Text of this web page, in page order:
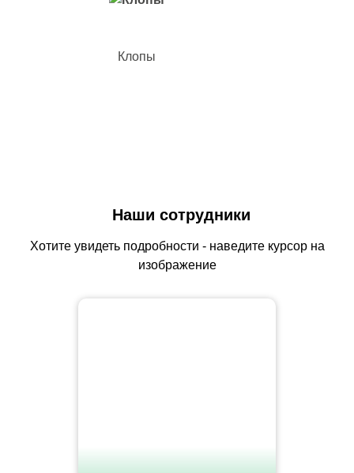
Клопы
Наши сотрудники
Хотите увидеть подробности - наведите курсор на
изображение